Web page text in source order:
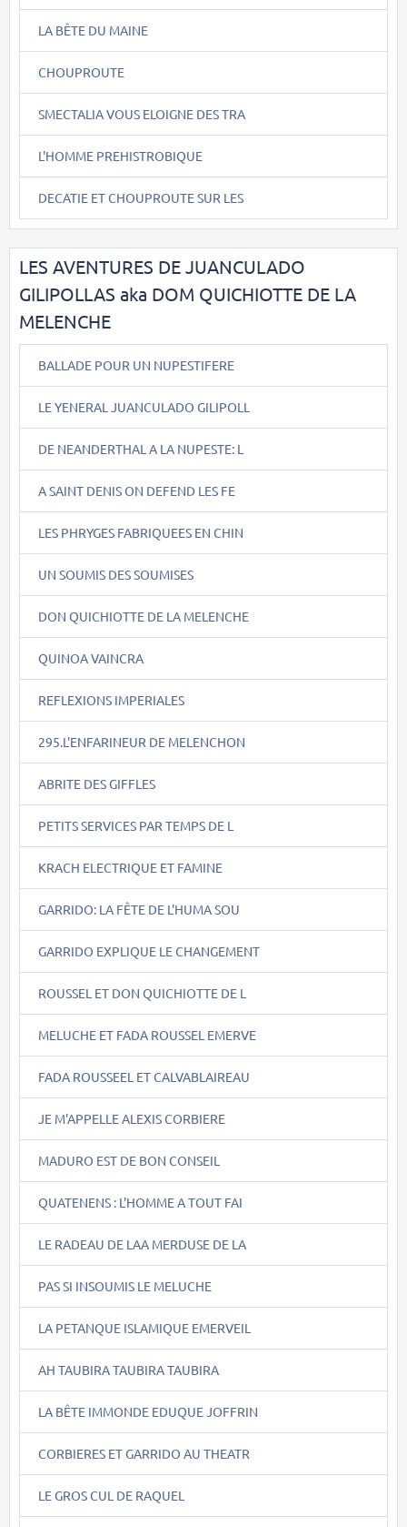
LA BÊTE DU MAINE
CHOUPROUTE
SMECTALIA VOUS ELOIGNE DES TRA
L'HOMME PREHISTROBIQUE
DECATIE ET CHOUPROUTE SUR LES
LES AVENTURES DE JUANCULADO
GILIPOLLAS aka DOM QUICHIOTTE DE LA
MELENCHE
BALLADE POUR UN NUPESTIFERE
LE YENERAL JUANCULADO GILIPOLL
DE NEANDERTHAL A LA NUPESTE: L
A SAINT DENIS ON DEFEND LES FE
LES PHRYGES FABRIQUEES EN CHIN
UN SOUMIS DES SOUMISES
DON QUICHIOTTE DE LA MELENCHE
QUINOA VAINCRA
REFLEXIONS IMPERIALES
295.L'ENFARINEUR DE MELENCHON
ABRITE DES GIFFLES
PETITS SERVICES PAR TEMPS DE L
KRACH ELECTRIQUE ET FAMINE
GARRIDO: LA FÊTE DE L'HUMA SOU
GARRIDO EXPLIQUE LE CHANGEMENT
ROUSSEL ET DON QUICHIOTTE DE L
MELUCHE ET FADA ROUSSEL EMERVE
FADA ROUSSEEL ET CALVABLAIREAU
JE M'APPELLE ALEXIS CORBIERE
MADURO EST DE BON CONSEIL
QUATENENS : L'HOMME A TOUT FAI
LE RADEAU DE LAA MERDUSE DE LA
PAS SI INSOUMIS LE MELUCHE
LA PETANQUE ISLAMIQUE EMERVEIL
AH TAUBIRA TAUBIRA TAUBIRA
LA BÊTE IMMONDE EDUQUE JOFFRIN
CORBIERES ET GARRIDO AU THEATR
LE GROS CUL DE RAQUEL